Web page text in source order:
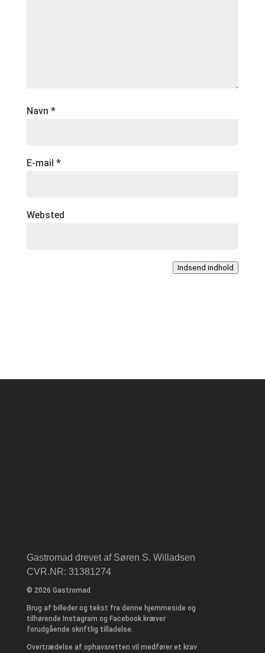
Navn *
E-mail *
Websted
Indsend indhold
Gastromad drevet af Søren S. Willadsen
CVR.NR: 31381274
© 2026 Gastromad
Brug af billeder og tekst fra denne hjemmeside og
tilhørende Instagram og Facebook kræver
forudgående skriftlig tilladelse.
Overtrædelse af ophavsretten vil medfører et krav